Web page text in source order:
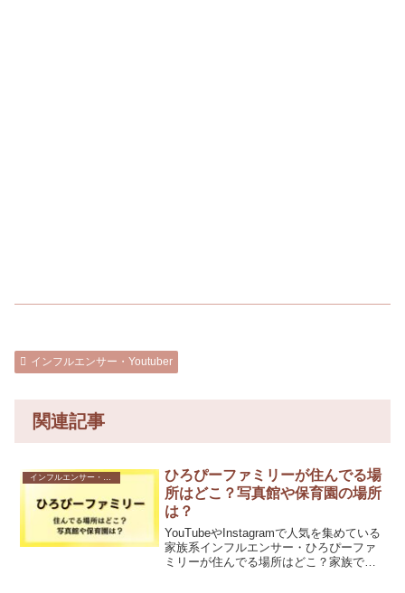
インフルエンサー・Youtuber
関連記事
インフルエンサー・Youtuber
ひろぴーファミリーが住んでる場
所はどこ？写真館や保育園の場所
は？
YouTubeやInstagramで人気を集めている
家族系インフルエンサー・ひろぴーファ
ミリーが住んでる場所はどこ？家族で運